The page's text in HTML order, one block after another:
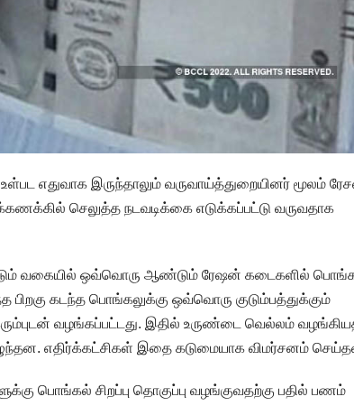
எதுவாக இருந்தாலும் வருவாய்த்துறையினர் மூலம்
செலுத்த நடவடிக்கை எடுக்கப்பட்டு வருவதாக
வகையில் ஒவ்வொரு ஆண்டும் ரேஷன் கடைகளில்
கடந்த பொங்கலுக்கு ஒவ்வொரு குடும்பத்துக்கும்
வழங்கப்பட்டது. இதில் உருண்டை வெல்லம்
எதிர்க்கட்சிகள் இதை கடுமையாக விமர்சனம்
பொங்கல் சிறப்பு தொகுப்பு வழங்குவதற்கு பதில் பணம்